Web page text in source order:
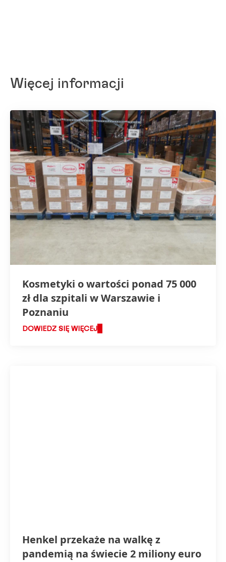
Więcej informacji
Kosmetyki o wartości ponad 75 000
zł dla szpitali w Warszawie i
Poznaniu
DOWIEDZ SIĘ WIĘCEJ
Henkel przekaże na walkę z
pandemią na świecie 2 miliony euro